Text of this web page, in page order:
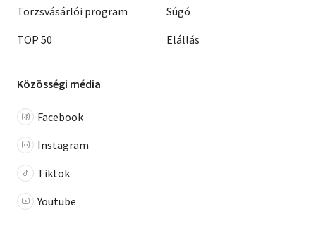
Törzsvásárlói program
TOP 50
Súgó
Elállás
Közösségi média
Facebook
Instagram
Tiktok
Youtube